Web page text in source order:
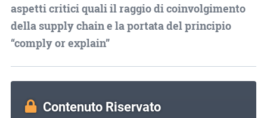
aspetti critici quali il raggio di coinvolgimento
della supply chain e la portata del principio
“comply or explain”
Contenuto Riservato